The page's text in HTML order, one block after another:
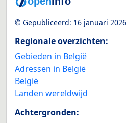
© Gepubliceerd: 16 januari 2026
Regionale overzichten:
Gebieden in België
Adressen in België
België
Landen wereldwijd
Achtergronden: